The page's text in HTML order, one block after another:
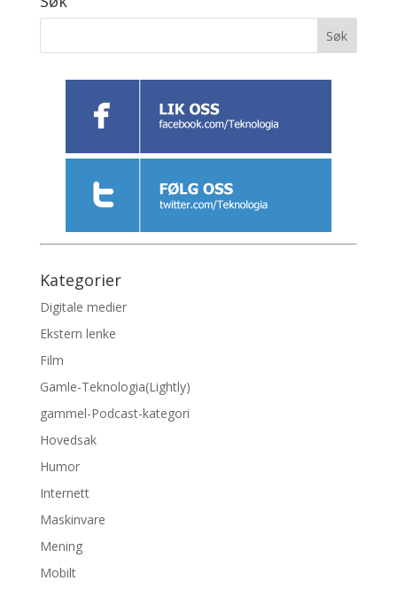
Kategorier
Digitale medier
Ekstern lenke
Film
Gamle-Teknologia(Lightly)
gammel-Podcast-kategori
Hovedsak
Humor
Internett
Maskinvare
Mening
Mobilt